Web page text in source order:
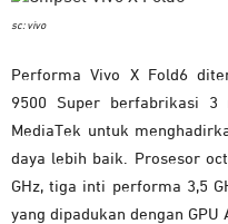
sc: vivo
Performa Vivo X Fold6
9500 Super berfabrikasi 3
MediaTek untuk
daya lebih baik. Prosesor
GHz, tiga inti performa 3,5
yang dipadukan dengan